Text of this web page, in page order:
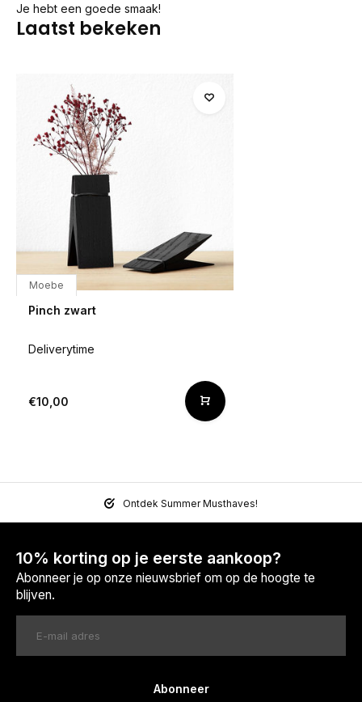
Je hebt een goede smaak!
Laatst bekeken
Moebe
Pinch zwart
Deliverytime
€10,00
Ontdek Summer Musthaves!
10% korting op je eerste aankoop?
Abonneer je op onze nieuwsbrief om op de hoogte te
blijven.
Abonneer